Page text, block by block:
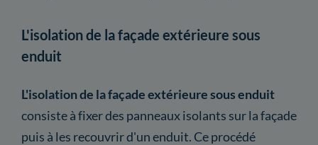
L'isolation de la façade extérieure sous
enduit
L'isolation de la façade extérieure sous enduit
consiste à fixer des panneaux isolants sur la façade
puis à les recouvrir d'un enduit. Ce procédé